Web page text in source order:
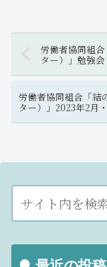
労働者協同組
ター）」勉強会
労働者協同組合「結
ター）」2023年2月